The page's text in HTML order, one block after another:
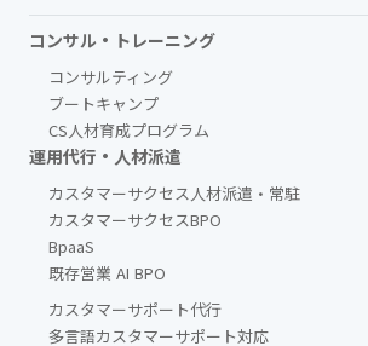
コンサル・トレーニング
コンサルティング
ブートキャンプ
CS人材育成プログラム
運用代行・人材派遣
カスタマーサクセス人材派遣・常駐
カスタマーサクセスBPO
BpaaS​
既存営業 AI BPO
カスタマーサポート代行
多言語カスタマーサポート対応